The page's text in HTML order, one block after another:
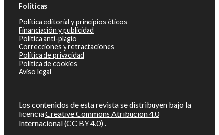
Políticas
Política editorial y principios éticos
Financiación y publicidad
Política anti-plagio
Correcciones y retractaciones
Política de privacidad
Política de cookies
Aviso legal
Los contenidos de esta revista se distribuyen bajo la
licenciaCreative Commons Atribución 4.0
Internacional (CC BY 4.0) .